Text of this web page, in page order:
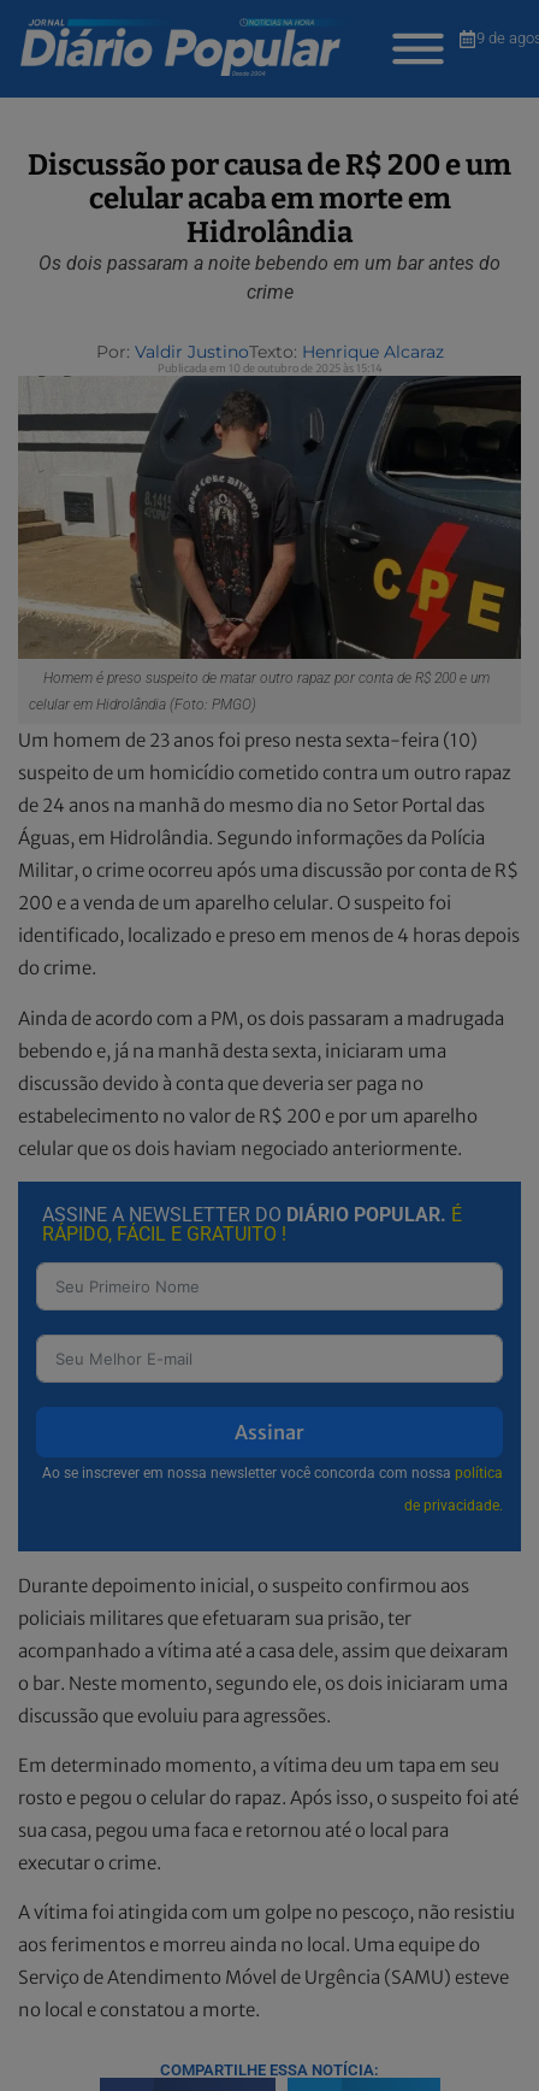
9 de
Discussão por causa de R$ 200 e um
celular acaba em morte em
Hidrolândia
Os dois passaram a noite bebendo em um bar antes do
crime
Por: Valdir JustinoTexto: Henrique Alcaraz
Publicada em 10 de outubro de 2025 às 15:14
Homem é preso suspeito de matar outro rapaz por conta de R$ 200 e um
celular em Hidrolândia (Foto: PMGO)
Um homem de 23 anos foi preso nesta sexta-feira (10)
suspeito de um homicídio cometido contra um outro rapaz
de 24 anos na manhã do mesmo dia no Setor Portal das
Águas, em Hidrolândia. Segundo informações da Polícia
Militar, o crime ocorreu após uma discussão por conta de R$
200 e a venda de um aparelho celular. O suspeito foi
identificado, localizado e preso em menos de 4 horas depois
do crime.
Ainda de acordo com a PM, os dois passaram a madrugada
bebendo e, já na manhã desta sexta, iniciaram uma
discussão devido à conta que deveria ser paga no
estabelecimento no valor de R$ 200 e por um aparelho
celular que os dois haviam negociado anteriormente.
ASSINE A NEWSLETTER DO DIÁRIO POPULAR. É
RÁPIDO, FÁCIL E GRATUITO !
Assinar
Ao se inscrever em nossa newsletter você concorda com nossa política
de privacidade.
Durante depoimento inicial, o suspeito confirmou aos
policiais militares que efetuaram sua prisão, ter
acompanhado a vítima até a casa dele, assim que deixaram
o bar. Neste momento, segundo ele, os dois iniciaram uma
discussão que evoluiu para agressões.
Em determinado momento, a vítima deu um tapa em seu
rosto e pegou o celular do rapaz. Após isso, o suspeito foi até
sua casa, pegou uma faca e retornou até o local para
executar o crime.
A vítima foi atingida com um golpe no pescoço, não resistiu
aos ferimentos e morreu ainda no local. Uma equipe do
Serviço de Atendimento Móvel de Urgência (SAMU) esteve
no local e constatou a morte.
COMPARTILHE ESSA NOTÍCIA: